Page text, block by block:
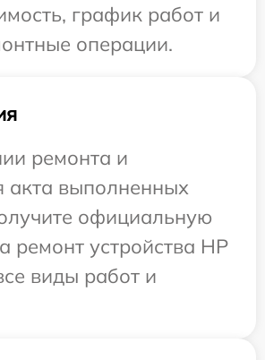
график работ и
операции.
ремонта и
акта выполненных
официальную
ремонт устройства HP
виды работ и